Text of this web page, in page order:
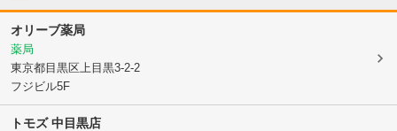
オリーブ薬局
薬局
東京都目黒区 上目黒3-2-2
フジビル5F
トモズ 中目黒店